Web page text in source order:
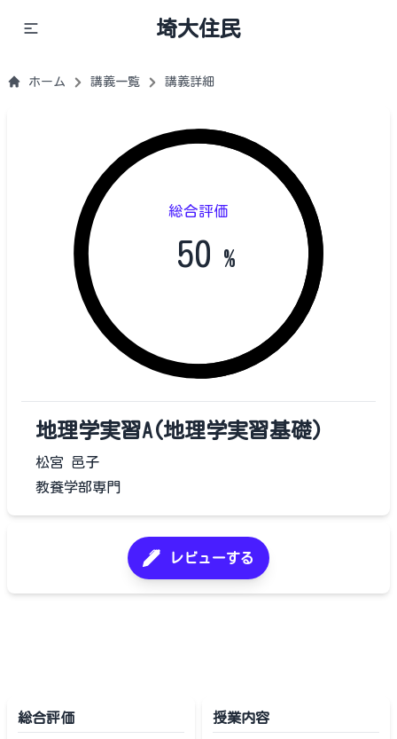
埼大住民
ホーム 講義一覧 講義詳細
総合評価
50 %
地理学実習A(地理学実習基礎)
松宮 邑子
教養学部専門
レビューする
総合評価 授業内容